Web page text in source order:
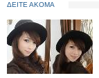
ΔΕΙΤΕ ΑΚΟΜΑ